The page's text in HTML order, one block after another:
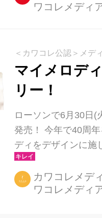
可愛さで水深1mで
ジッパーはな [...]
ワコレメディ
＜カワコレ公認＞メデ
マイメロデ
リー！
ローソンで6月30日(
発売！ 今年で40周
ディをデザインに施
リー「マイメロディ
ゼリーキヨラビ)」
期間限定で、全国の
カワコレメデ
ワコレメディ